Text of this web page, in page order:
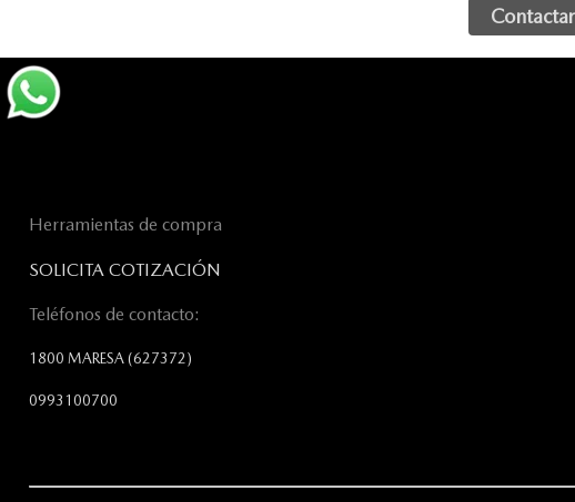
Herramientas de compra
SOLICITA COTIZACIÓN
Teléfonos de contacto:
1800 MARESA(627372)
0993100700